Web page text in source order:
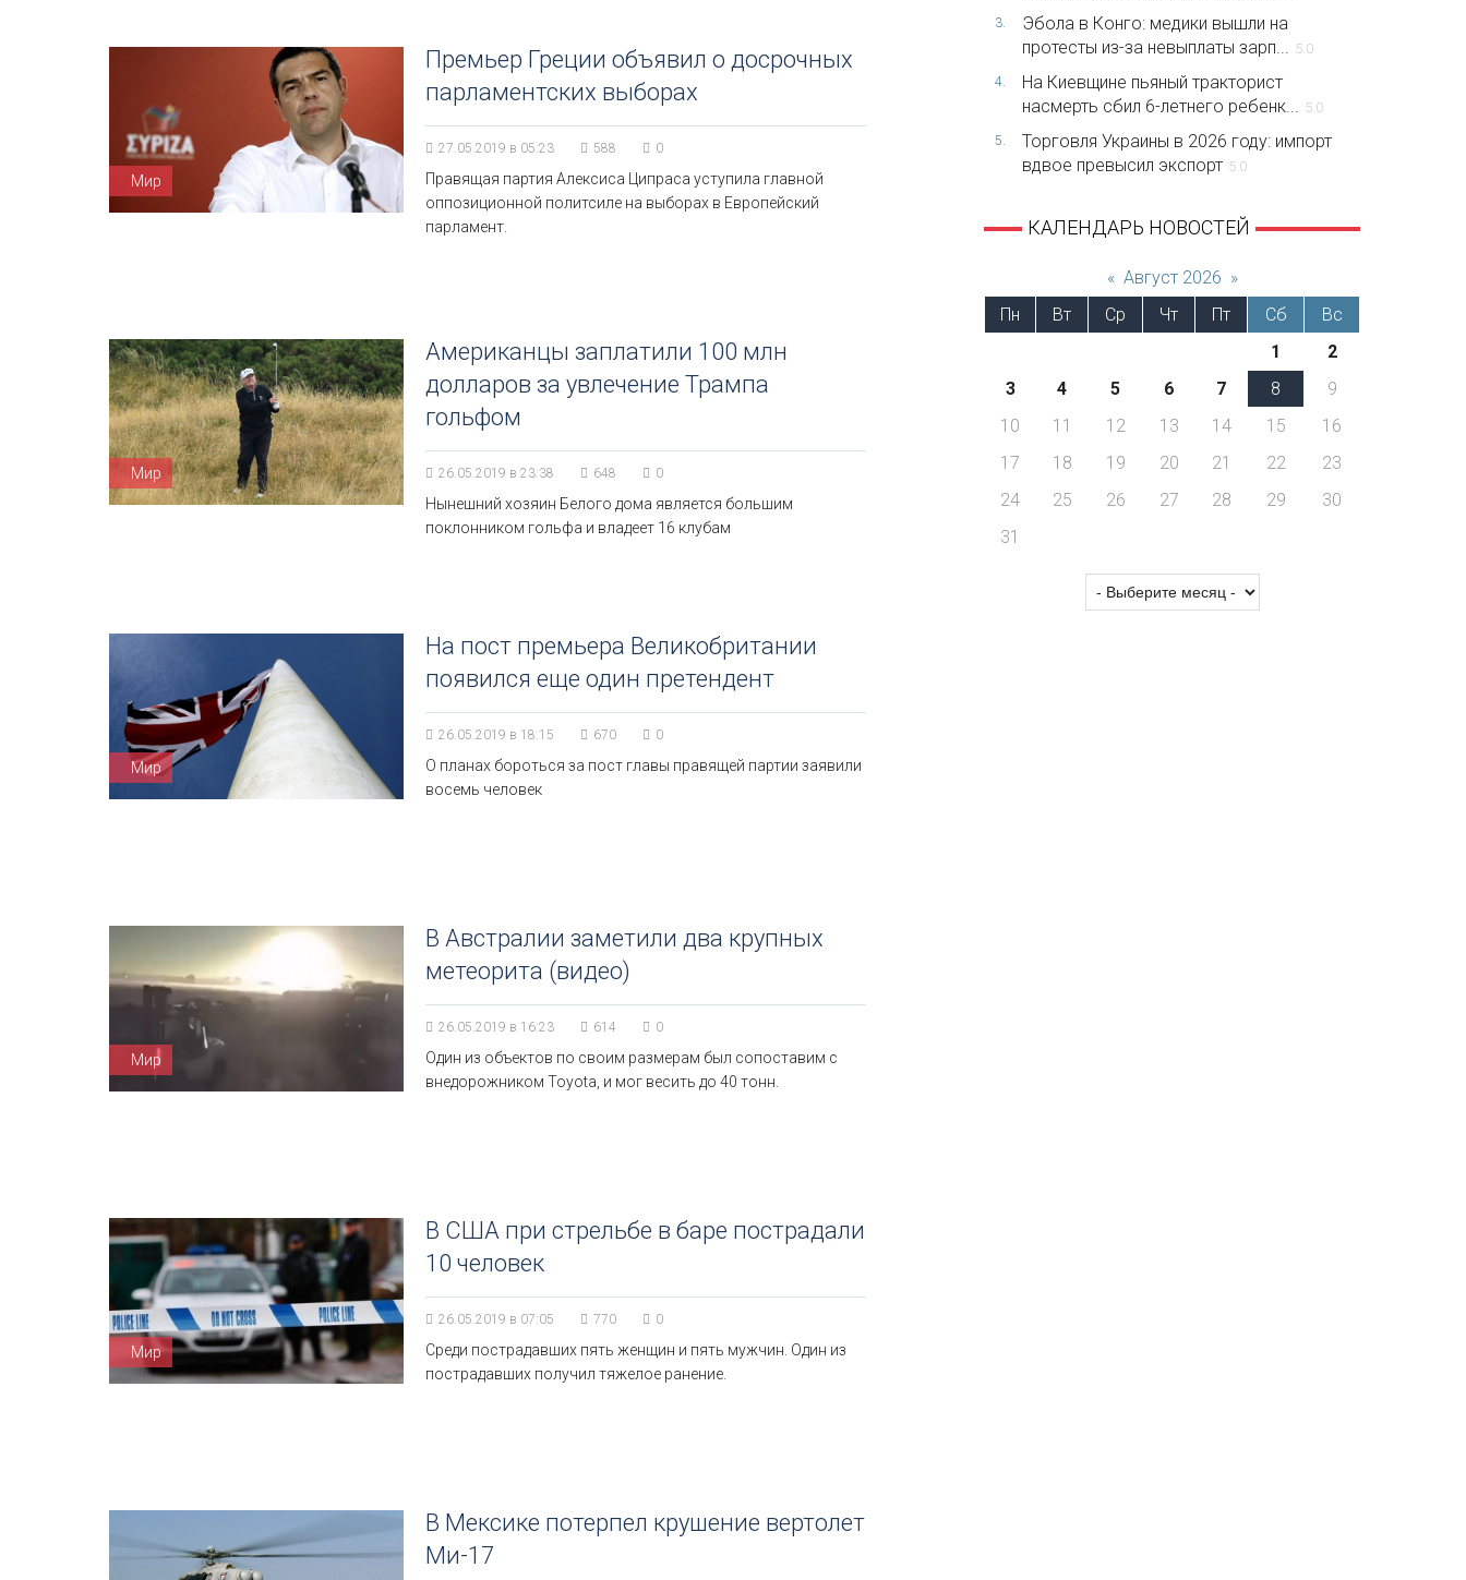
Мир
Премьер Греции объявил о досрочных
парламентских выборах
27.05.2019 в 05:23 588 0
Правящая партия Алексиса Ципраса уступила главной
оппозиционной политсиле на выборах в Европейский
парламент.
Мир
Американцы заплатили 100 млн
долларов за увлечение Трампа
гольфом
26.05.2019 в 23:38 648 0
Нынешний хозяин Белого дома является большим
поклонником гольфа и владеет 16 клубам
Мир
На пост премьера Великобритании
появился еще один претендент
26.05.2019 в 18:15 670 0
О планах бороться за пост главы правящей партии заявили
восемь человек
Мир
В Австралии заметили два крупных
метеорита (видео)
26.05.2019 в 16:23 614 0
Один из объектов по своим размерам был сопоставим с
внедорожником Toyota, и мог весить до 40 тонн.
Мир
В США при стрельбе в баре пострадали
10 человек
26.05.2019 в 07:05 770 0
Среди пострадавших пять женщин и пять мужчин. Один из
пострадавших получил тяжелое ранение.
В Мексике потерпел крушение вертолет
Ми-17
3.
Эбола в Конго: медики вышли на
протесты из-за невыплаты зарп...
5.0
4.
На Киевщине пьяный тракторист
насмерть сбил 6-летнего ребенк...
5.0
5.
Торговля Украины в 2026 году: импорт
вдвое превысил экспорт 5.0
КАЛЕНДАРЬ НОВОСТЕЙ
« Август 2026 »
Пн
Вт Ср Чт Пт Сб
Вс
1
2
3
4 5 6 7 8
9
10
11 12 13 14 15
16
17
18 19 20 21 22
23
24
25 26 27 28 29
30
31